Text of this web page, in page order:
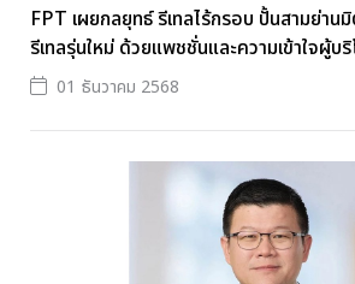
FPT เผยกลยุทธ์ รีเทลไร้กรอบ ปั้นสามย่าน
รีเทลรุ่นใหม่ ด้วยแพชชั่นและความเข้าใจผู้บ
01 ธันวาคม 2568